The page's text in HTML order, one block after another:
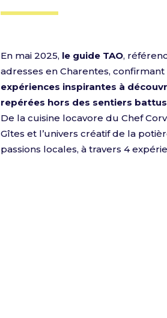
En mai 2025, le guide TAO,
adresses en Charentes,
expériences inspirantes à
repérées hors des sentiers
De la cuisine locavore du Chef
Gîtes et l’univers créatif de la
passions locales, à travers 4